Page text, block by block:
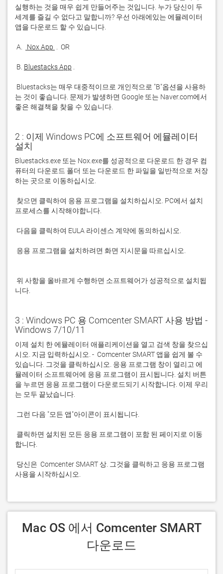
실행하는 것을 매우 쉽게 만들어주는 것입니다. 누가 당신이 두
세계를 즐길 수 없다고 말합니까? 우선 아래에있는 에뮬레이터
A. Nox App
B. Bluestacks App
는 것이 좋습니다. 문제가 발생하면 Google 또는 Naver.com에서
좋은 해결책을 찾을 수 있습니다.
2 : 이제 Windows PC에 소프트웨어 에뮬레이터
설치
Bluestacks.exe 또는 Nox.exe를 성공적으로 다운로드 한 경우 컴
퓨터의 다운로드 폴더 또는 다운로드 한 파일을 일반적으로 저장
니다.
3 : Windows PC 용 Comcenter SMART 사용 방법 -
Windows 7/10/11
이제 설치 한 에뮬레이터 애플리케이션을 열고 검색 창을 찾으십
시오. 지금 입력하십시오. -  Comcenter SMART 앱을 쉽게 볼 수
있습니다. 그것을 클릭하십시오. 응용 프로그램 창이 열리고 에
뮬레이터 소프트웨어에 응용 프로그램이 표시됩니다. 설치 버튼
을 누르면 응용 프로그램이 다운로드되기 시작합니다. 이제 우리
사용을 시작하십시오.
다운로드